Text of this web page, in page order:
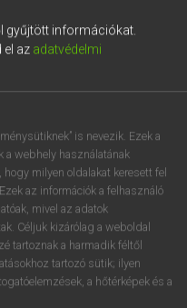
szótár
megtekintéséhez.
gyűjtött információkat.
el az adatvédelmi
is nevezik. Ezek a
a webhely használatának
milyen oldalakat keresett fel
az információk a felhasználó
mivel az adatok
Céljuk kizárólag a weboldal
tartoznak a harmadik féltől
tartozó sütik; ilyen
a hőtérképek és a
o p
á ű Ω
AltGr